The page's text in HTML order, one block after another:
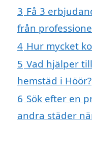
3 Få 3
från
4 Hur mycket
5 Vad hjälper
hemstäd i Höör?
6 Sök efter en
andra städer